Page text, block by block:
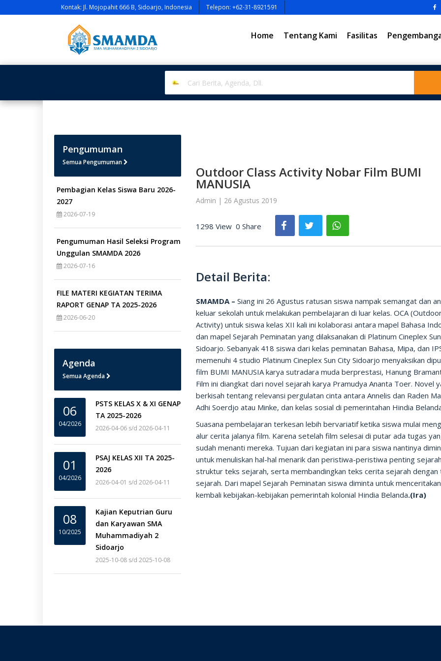
Kontak: Jl. Mojopahit 666 B, Sidoarjo, Indonesia Telepon: +62-31-8921591
Home Tentang Kami Fasilitas
Pengumuman
Semua Pengumuman
Pembagian Kelas Siswa Baru 2026-
2027
2026-07-19
Pengumuman Hasil Seleksi Program
Unggulan SMAMDA 2026
2026-07-16
FILE MATERI KEGIATAN TERIMA
RAPORT GENAP TA 2025-2026
2026-06-20
Agenda
Semua Agenda
06
04/2026
PSTS KELAS X & XI GENAP
TA 2025-2026
2026-04-06 s/d 2026-04-11
01
04/2026
PSAJ KELAS XII TA 2025-
2026
2026-04-01 s/d 2026-04-11
08
10/2025
Kajian Keputrian Guru
dan Karyawan SMA
Muhammadiyah 2
Sidoarjo
2025-10-08 s/d 2025-10-08
Outdoor Class Activity Nobar Film BUMI
MANUSIA
Admin | 26 Agustus 2019
1298 View 0 Share
Detail Berita:
SMAMDA –Siang ini 26 Agustus ratusan siswa nampak semangat dan
keluar sekolah untuk melakukan pembelajaran di luar kelas. OCA
Activity) untuk siswa kelas XII kali ini kolaborasi antara mapel Bahasa
dan mapel Sejarah Peminatan yang dilaksanakan di Platinum Cineplex
Sidoarjo. Sebanyak 418 siswa dari kelas peminatan Bahasa, Mipa, dan
memenuhi 4 studio Platinum Cineplex Sun City Sidoarjo menyaksikan
film BUMI MANUSIA karya sutradara muda berprestasi, Hanung
Film ini diangkat dari novel sejarah karya Pramudya Ananta Toer. Novel
berkisah tentang relevansi pergulatan cinta antara Annelis dan Raden
Adhi Soerdjo atau Minke, dan kelas sosial di pemerintahan Hindia
Suasana pembelajaran terkesan lebih bervariatif ketika siswa mulai
alur cerita jalanya film. Karena setelah film selesai di putar ada tugas
sudah menanti mereka. Tujuan dari kegiatan ini para siswa nantinya
untuk menuliskan hal-hal menarik dan peristiwa-peristiwa penting
struktur teks sejarah, serta membandingkan teks cerita sejarah dengan
sejarah. Dari mapel Sejarah Peminatan siswa diminta untuk menceritakan
kembali kebijakan-kebijakan pemerintah kolonial Hindia Belanda.(Ira)